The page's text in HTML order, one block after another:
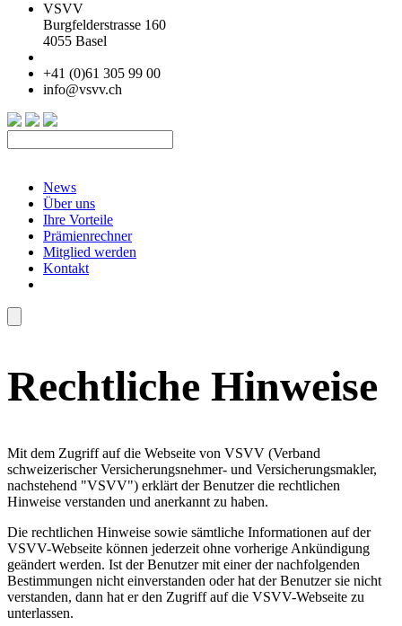
VSVV
Burgfelderstrasse 160
4055 Basel
+41 (0)61 305 99 00
info@vsvv.ch
News
Über uns
Ihre Vorteile
Prämienrechner
Mitglied werden
Kontakt
Rechtliche Hinweise
Mit dem Zugriff auf die Webseite von VSVV (Verband
schweizerischer Versicherungsnehmer- und Versicherungsmakler,
nachstehend "VSVV") erklärt der Benutzer die rechtlichen
Hinweise verstanden und anerkannt zu haben.
Die rechtlichen Hinweise sowie sämtliche Informationen auf der
VSVV-Webseite können jederzeit ohne vorherige Ankündigung
geändert werden. Ist der Benutzer mit einer der nachfolgenden
Bestimmungen nicht einverstanden oder hat der Benutzer sie nicht
verstanden, dann hat er den Zugriff auf die VSVV-Webseite zu
unterlassen.